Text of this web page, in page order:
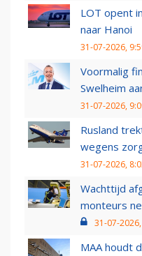
LOT opent
naar Hanoi
31-07-2026,
Voormalig
Swelheim
31-07-2026,
Rusland
wegens
31-07-2026,
Wachttijd
monteurs
31-07-
MAA houdt